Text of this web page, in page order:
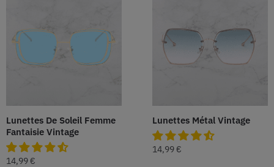
Lunettes De Soleil Femme
Fantaisie Vintage
14,99 €
Lunettes Métal Vintage
14,99 €